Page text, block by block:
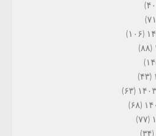
(۱۰۶)
(۸۸)
(۴۳)
(۶۳)
(۶۸)
(۷۷)
(۳۴)